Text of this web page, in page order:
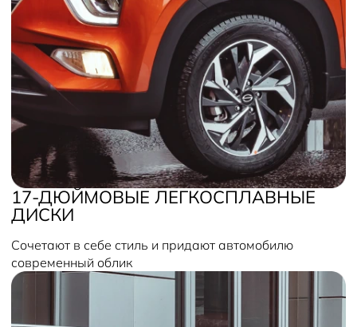
17-ДЮЙМОВЫЕ ЛЕГКОСПЛАВНЫЕ
ДИСКИ
Сочетают в себе стиль и придают автомобилю
современный облик